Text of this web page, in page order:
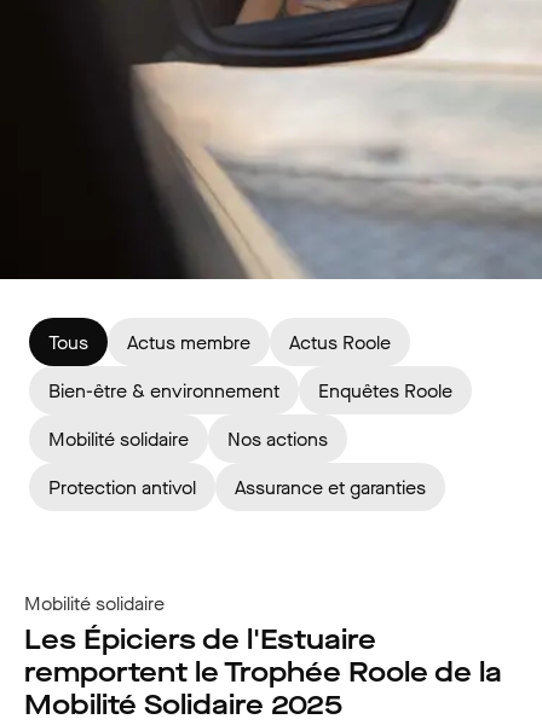
Tous Actus membre
Actus Roole
Bien-être & environnement
Enquêtes Roole
Mobilité solidaire
Nos actions
Protection antivol
Assurance et garanties
Mobilité solidaire
Les Épiciers de l'Estuaire
remportent le Trophée Roole de la
Mobilité Solidaire 2025